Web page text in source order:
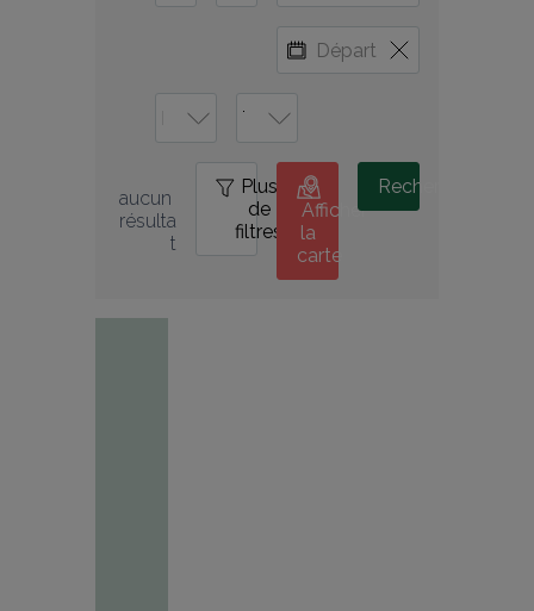
aucun
résulta
t
Plus
de
filtres
Afficher
la
carte
Rechercher